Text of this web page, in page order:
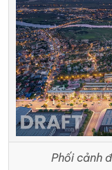
Phối cảnh